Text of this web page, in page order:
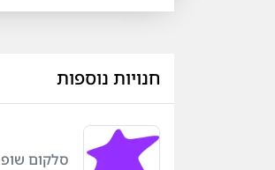
חנויות נוספות
סלקום שופ